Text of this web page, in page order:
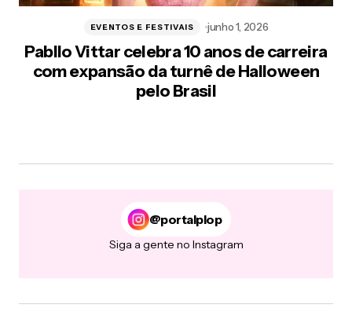
Pabllo Vittar celebra 10 anos de carreira
com expansão da turnê de Halloween
pelo Brasil
EVENTOS E FESTIVAIS junho 1, 2026
@portalplop
Siga a gente no Instagram